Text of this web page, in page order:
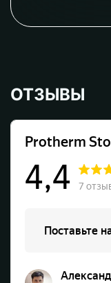
ОТЗЫВЫ